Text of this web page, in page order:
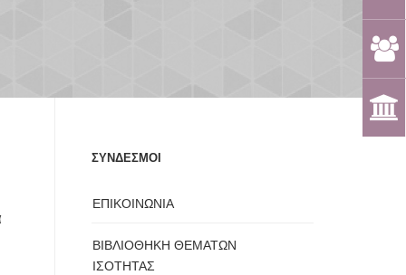
ΣΥΝΔΕΣΜΟΙ
ΕΠΙΚΟΙΝΩΝΙΑ
ΒΙΒΛΙΟΘΗΚΗ ΘΕΜΑΤΩΝ
ΙΣΟΤΗΤΑΣ